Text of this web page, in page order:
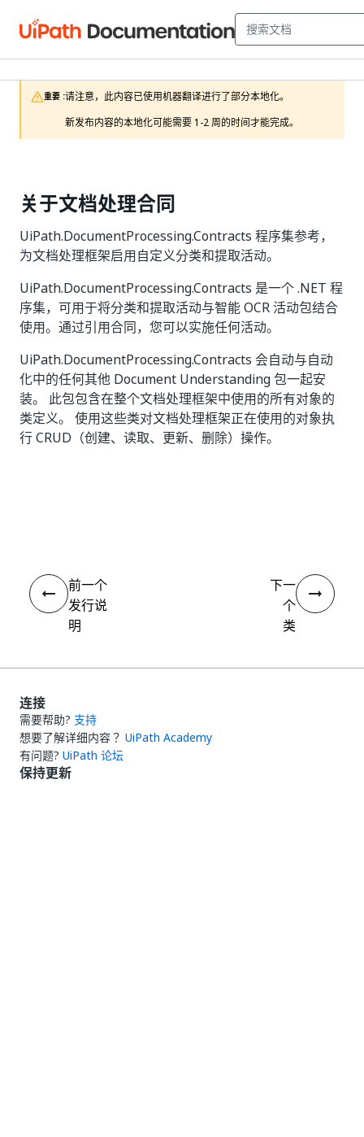
重要 :请注意，此内容已使用机器翻译进行了部分本地化。
新发布内容的本地化可能需要 1-2 周的时间才能完成。
关于文档处理合同
UiPath.DocumentProcessing.Contracts 程序集参考，
为文档处理框架启用自定义分类和提取活动。
UiPath.DocumentProcessing.Contracts 是一个 .NET 程
序集，可用于将分类和提取活动与智能 OCR 活动包结合
使用。通过引用合同，您可以实施任何活动。
UiPath.DocumentProcessing.Contracts 会自动与自动
化中的任何其他 Document Understanding 包一起安
装。 此包包含在整个文档处理框架中使用的所有对象的
类定义。 使用这些类对文档处理框架正在使用的对象执
行 CRUD（创建、读取、更新、删除）操作。
前一个
发行说
明
下一
个
类
连接
需要帮助? 支持
想要了解详细内容？ UiPath Academy
有问题? UiPath 论坛
保持更新